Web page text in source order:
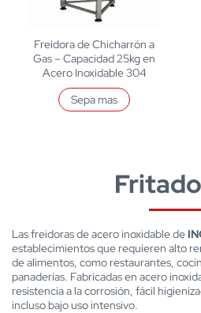
Freidora de Chicharrón a
Gas – Capacidad 25kg en
Acero Inoxidable 304
Sepa mas
Las freidoras de acero inoxidable de
establecimientos que requieren alto
de alimentos, como restaurantes,
panaderías. Fabricadas en acero
resistencia a la corrosión, fácil
incluso bajo uso intensivo.